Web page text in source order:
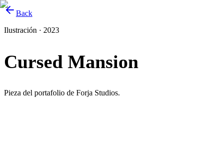
Back
Ilustración · 2023
Cursed Mansion
Pieza del portafolio de Forja Studios.